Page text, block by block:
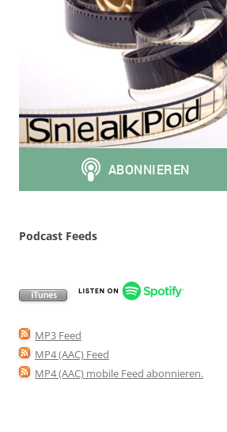
Podcast Feeds
MP3 Feed
MP4 (AAC) Feed
MP4 (AAC) mobile Feed abonnieren.